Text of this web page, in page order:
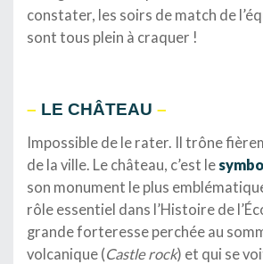
constater, les soirs de match de
sont tous plein à craquer !
– LE CHÂTEAU –
Impossible de le rater. Il trône
de la ville. Le château, c’est le
son monument le plus
rôle essentiel dans l’Histoire de
grande forteresse perchée au
volcanique (Castle rock) et qui se